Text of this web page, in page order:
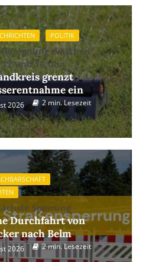
POLITIK
Beregnung zwischen
12 und 18 Uhr
grenzt
ein
2026 2 min. Lesezeit
Sperrung
Durchfahrt von
nach Belm
2026 2 min. Lesezeit